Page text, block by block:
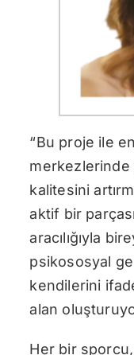
“Bu proje ile
merkezlerinde
kalitesini
aktif bir
aracılığıyla
psikososyal
kendilerini
alan
Her bir